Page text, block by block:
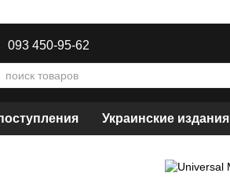
093 450-95-62
Украинские издания